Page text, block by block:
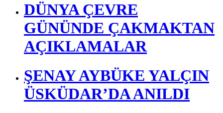
DÜNYA ÇEVRE
GÜNÜNDE ÇAKMAKTAN
AÇIKLAMALAR
ŞENAY AYBÜKE YALÇIN
ÜSKÜDAR’DA ANILDI